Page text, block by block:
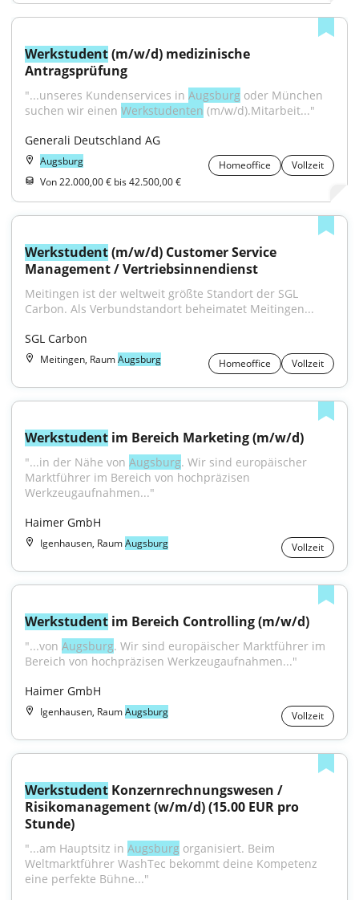
Werkstudent (m/w/d) medizinische
Antragsprüfung
"...unseres Kundenservices in Augsburg oder München
suchen wir einen Werkstudenten (m/w/d).Mitarbeit..."
Generali Deutschland AG
Augsburg Homeoffice
Vollzeit
Von 22.000,00 € bis 42.500,00 €
Werkstudent (m/w/d) Customer Service
Management / Vertriebsinnendienst
Meitingen ist der weltweit größte Standort der SGL
Carbon. Als Verbundstandort beheimatet Meitingen...
SGL Carbon
Meitingen, RaumAugsburg Homeoffice Vollzeit
Werkstudent im Bereich Marketing (m/w/d)
"...in der Nähe von Augsburg. Wir sind europäischer
Marktführer im Bereich von hochpräzisen
Werkzeugaufnahmen..."
Haimer GmbH
Igenhausen, RaumAugsburg Vollzeit
Werkstudent im Bereich Controlling (m/w/d)
"...von Augsburg. Wir sind europäischer Marktführer im
Bereich von hochpräzisen Werkzeugaufnahmen..."
Haimer GmbH
Igenhausen, RaumAugsburg Vollzeit
Werkstudent Konzernrechnungswesen /
Risikomanagement (w/m/d) (15.00 EUR pro
Stunde)
"...am Hauptsitz in Augsburg organisiert. Beim
Weltmarktführer WashTec bekommt deine Kompetenz
eine perfekte Bühne..."